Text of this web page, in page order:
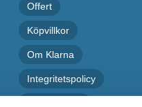
Offert
Köpvillkor
Om Klarna
Integritetspolicy